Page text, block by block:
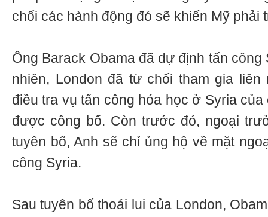
chối các hành động đó sẽ khiến Mỹ phải
Ông Barack Obama đã dự định tấn công
nhiên, London đã từ chối tham gia
điều tra vụ tấn công hóa học ở Syria
được công bố. Còn trước đó, ngoại
tuyên bố, Anh sẽ chỉ ủng hộ về mặt
công Syria.
Sau tuyên bố thoái lui của London,